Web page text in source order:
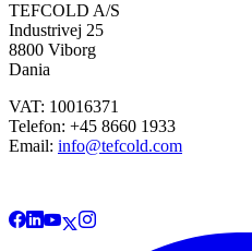
TEFCOLD A/S
Industrivej 25
8800 Viborg
Dania
VAT: 10016371
Telefon: +45 8660 1933
Email: info@tefcold.com